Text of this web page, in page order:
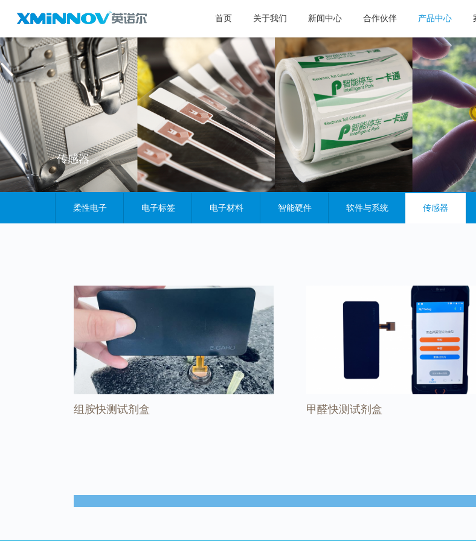
首页 关于我们 新闻中心 合作伙伴 产品中心
传感器
柔性电子 电子标签 电子材料 智能硬件 软件与系统 传感器
组胺快测试剂盒 甲醛快测试剂盒